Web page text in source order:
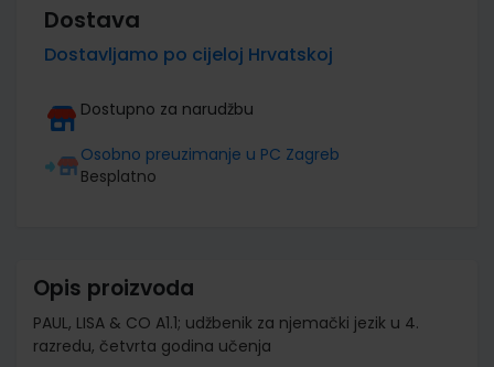
Dostava
Dostavljamo po cijeloj Hrvatskoj
Dostupno za narudžbu
Osobno preuzimanje u PC Zagreb
Besplatno
Opis proizvoda
PAUL, LISA & CO A1.1; udžbenik za njemački jezik u 4.
razredu, četvrta godina učenja